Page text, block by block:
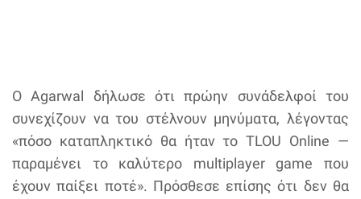
Ο Agarwal δήλωσε ότι πρώην συνάδελφοί του
συνεχίζουν να του στέλνουν μηνύματα, λέγοντας
«πόσο καταπληκτικό θα ήταν το TLOU Online —
παραμένει το καλύτερο multiplayer game που
έχουν παίξει ποτέ». Πρόσθεσε επίσης ότι δεν θα